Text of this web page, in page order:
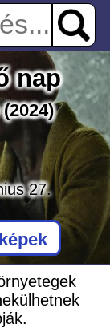
nap
(2024)
27.